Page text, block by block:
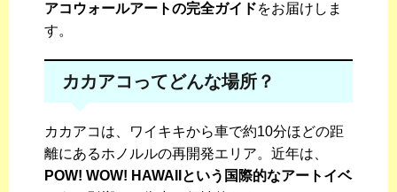
アコウォールアートの完全ガイドをお届けしま
す。
カカアコってどんな場所？
カカアコは、ワイキキから車で約10分ほどの距
離にあるホノルルの再開発エリア。近年は、
POW! WOW! HAWAIIという国際的なアートイベ